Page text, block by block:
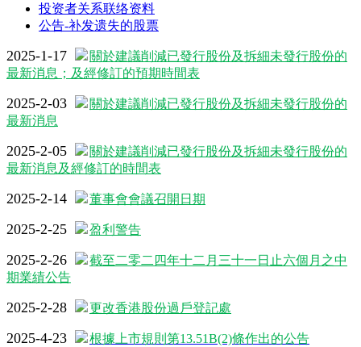
投资者关系联络资料
公告-补发遗失的股票
2025-1-17
關於建議削減已發行股份及拆細未發行股份的
最新消息；及經修訂的預期時間表
2025-2-03
關於建議削減已發行股份及拆細未發行股份的
最新消息
2025-2-05
關於建議削減已發行股份及拆細未發行股份的
最新消息及經修訂的時間表
2025-2-14 董事會會議召開日期
2025-2-25 盈利警告
2025-2-26
截至二零二四年十二月三十一日止六個月之中
期業績公告
2025-2-28 更改香港股份過戶登記處
2025-4-23 根據上市規則第13.51B(2)條作出的公告